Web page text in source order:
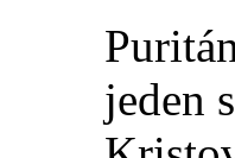
jeden